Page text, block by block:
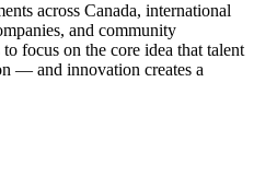
across Canada, international
and community
focus on the core idea that talent
— and innovation creates a